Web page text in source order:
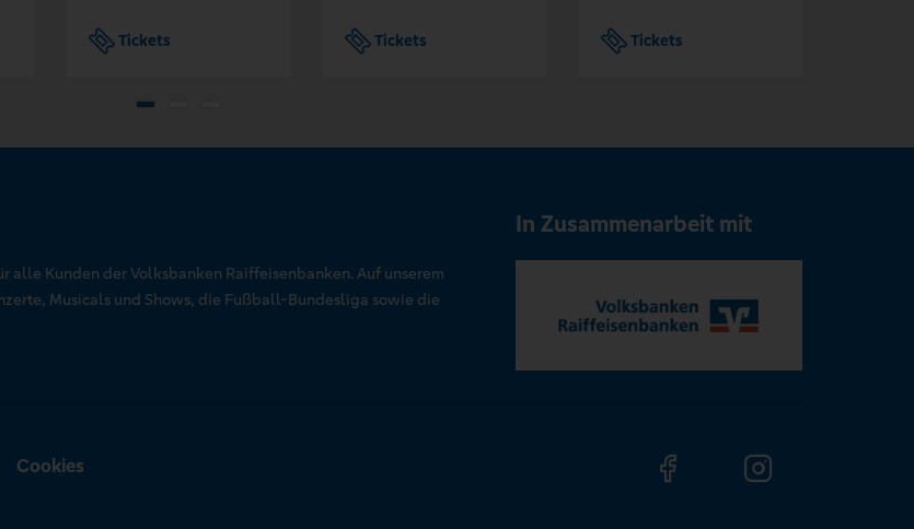
Tickets Tickets Tickets
Kunden der Volksbanken Raiffeisenbanken. Auf unserem
Musicals und Shows, die Fußball-Bundesliga sowie die
In Zusammenarbeit mit
Cookies